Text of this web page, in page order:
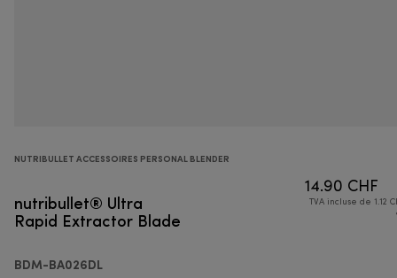
NUTRIBULLET ACCESSOIRES PERSONAL BLENDER
nutribullet® Ultra
Rapid Extractor Blade
BDM-BA026DL
14.90 CHF
TVA incluse de 1.12